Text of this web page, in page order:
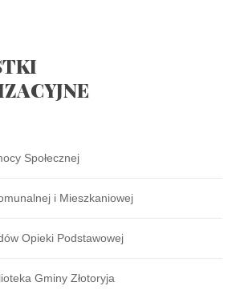
Społecznej
i Mieszkaniowej
Opieki Podstawowej
Gminy Złotoryja